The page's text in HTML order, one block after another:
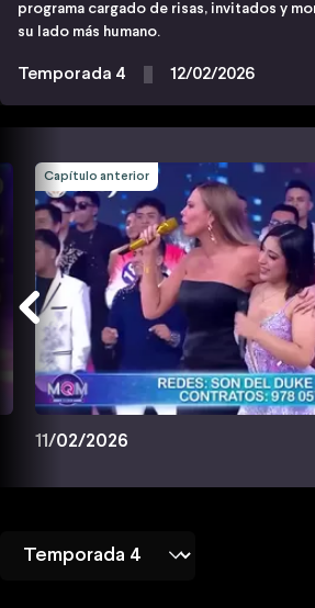
programa cargado de risas, invitados y
su lado más humano.
Temporada 4 12/02/2026
Capítulo anterior
11/02/2026